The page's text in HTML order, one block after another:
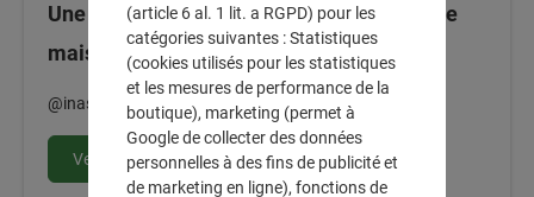
Une ambiance toscane dans le jardin d'une
maison de campagne
@inas_landleben
Vers l'article
(article 6 al. 1 lit. a RGPD) pour les
catégories suivantes : Statistiques
(cookies utilisés pour les statistiques
et les mesures de performance de la
boutique), marketing (permet à
Google de collecter des données
personnelles à des fins de publicité et
de marketing en ligne), fonctions de